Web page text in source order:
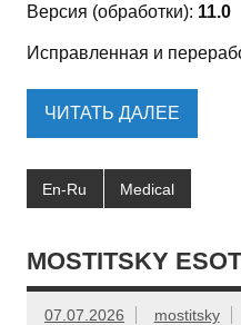
Версия (обработки): 11.0
Исправленная и
ЧИТАТЬ ДАЛЕЕ
En-Ru Medical
MOSTITSKY
07.07.2026 mostitsky